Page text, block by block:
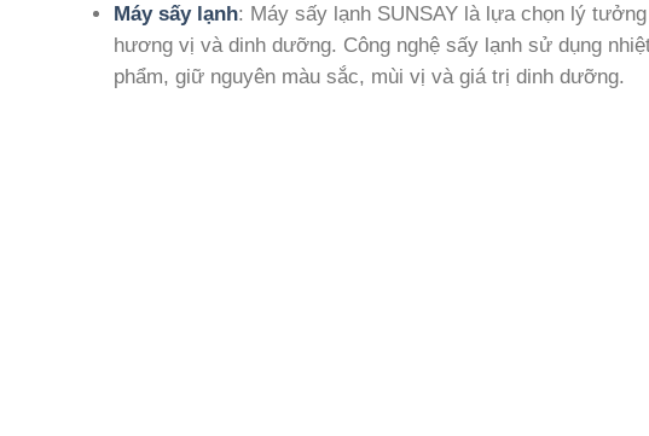
Máy sấy lạnh: Máy sấy lạnh SUNSAY là lựa chọn lý
hương vị và dinh dưỡng. Công nghệ sấy lạnh sử dụng
phẩm, giữ nguyên màu sắc, mùi vị và giá trị dinh dưỡng.